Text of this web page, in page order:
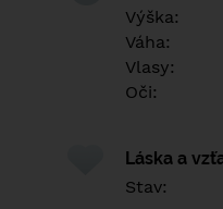
Výška:
Váha:
Vlasy:
Oči:
Láska a
Stav: